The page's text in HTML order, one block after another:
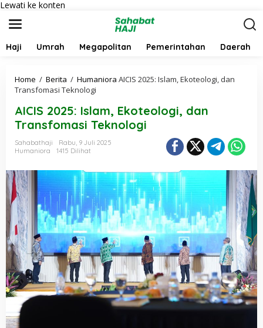
Lewati ke konten
Haji Umrah Megapolitan Pemerintahan Daerah
Home / Berita / Humaniora AICIS 2025: Islam, Ekoteologi, dan
Transfomasi Teknologi
AICIS 2025: Islam, Ekoteologi, dan
Transfomasi Teknologi
Sahabathaji
Rabu, 9 Juli 2025
Humaniora
1415 Dilihat